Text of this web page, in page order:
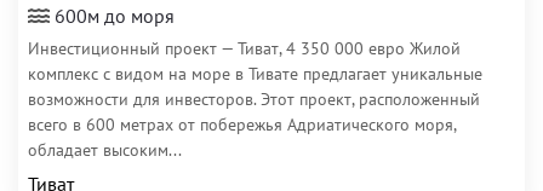
600м до моря
Инвестиционный проект — Тиват, 4 350 000 евро Жилой
комплекс с видом на море в Тивате предлагает уникальные
возможности для инвесторов. Этот проект, расположенный
всего в 600 метрах от побережья Адриатического моря,
обладает высоким...
Тиват